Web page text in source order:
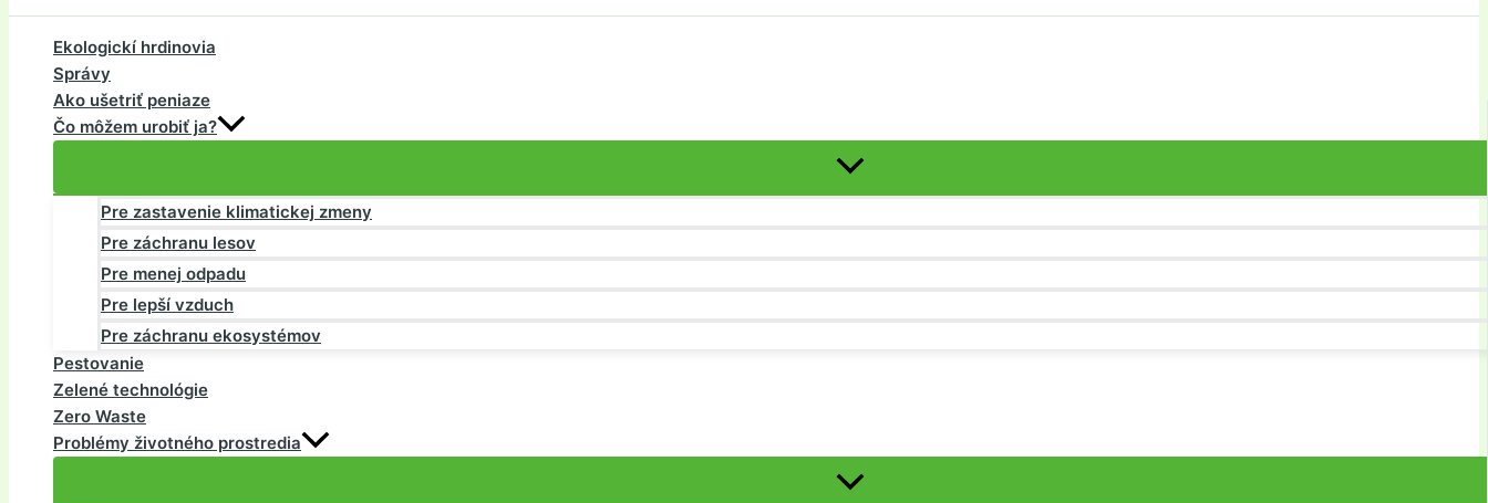
Ekologickí hrdinovia
Správy
Ako ušetriť peniaze
Čo môžem urobiť ja?
Pre zastavenie klimatickej zmeny
Pre záchranu lesov
Pre menej odpadu
Pre lepší vzduch
Pre záchranu ekosystémov
Pestovanie
Zelené technológie
Zero Waste
Problémy životného prostredia